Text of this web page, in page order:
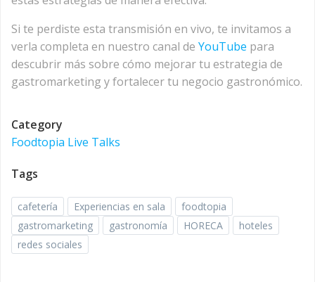
Si te perdiste esta transmisión en vivo, te invitamos a
verla completa en nuestro canal de YouTube para
descubrir más sobre cómo mejorar tu estrategia de
gastromarketing y fortalecer tu negocio gastronómico.
Category
Foodtopia Live Talks
Tags
cafetería Experiencias en sala
foodtopia
gastromarketing
gastronomía HORECA
hoteles
redes sociales